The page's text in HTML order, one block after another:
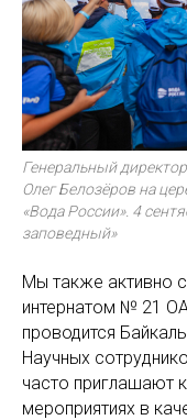
Генеральный
Олег Белозёров на
«Вода России». 4
заповедный»
Мы также активно
интернатом № 21
проводится
Научных
часто приглашают
мероприятиях в